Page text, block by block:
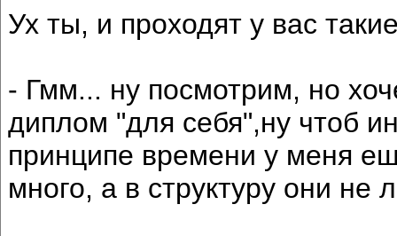
Ух ты, и проходят у вас
- Гмм... ну посмотрим, но
диплом "для себя",ну чтоб
принципе времени у меня
много, а в структуру они не